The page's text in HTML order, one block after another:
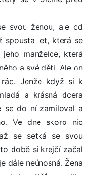
svou ženou, ale od
spousta let, která se
manželce, která
a své děti. Ale on
Jenže když si k
a krásná dcera
se do ní zamiloval a
Ve dne skoro nic
se setká se svou
době si krejčí začal
dále neúnosná. Žena